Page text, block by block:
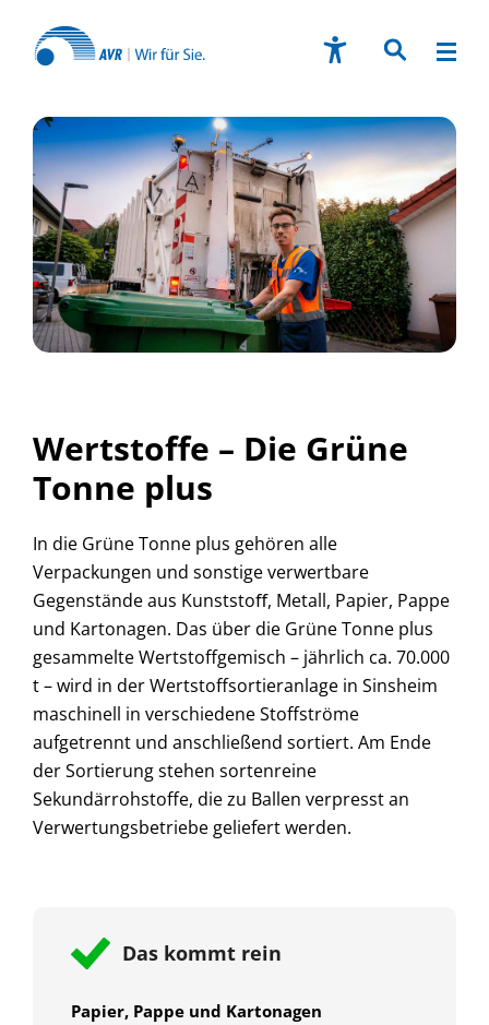
Wertstoffe – Die Grüne
Tonne plus
In die Grüne Tonne plus gehören alle
Verpackungen und sonstige verwertbare
Gegenstände aus Kunststoﬀ, Metall, Papier, Pappe
und Kartonagen. Das über die Grüne Tonne plus
gesammelte Wertstoffgemisch – jährlich ca. 70.000
t – wird in der Wertstoffsortieranlage in Sinsheim
maschinell in verschiedene Stoffströme
aufgetrennt und anschließend sortiert. Am Ende
der Sortierung stehen sortenreine
Sekundärrohstoffe, die zu Ballen verpresst an
Verwertungsbetriebe geliefert werden.
Das kommt rein
Papier, Pappe und Kartonagen